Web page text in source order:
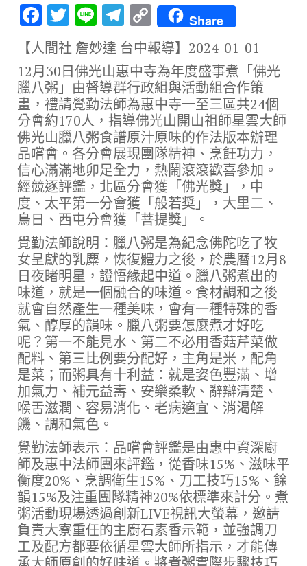
F
ac
e
b
o
o
k
T
w
it
te
r
Li
n
e
T
el
e
gr
a
m
C
o
p
y
Li
n
k
Share
【人間社 詹妙達 台中報導】 2024-01-01
12月30日佛光山惠中寺為年度盛事煮「佛光
臘八粥」由督導群行政組與活動組合作策
畫，禮請覺勤法師為惠中寺一至三區共24個
分會約170人，指導佛光山開山祖師星雲大師
佛光山臘八粥食譜原汁原味的作法版本辦理
品嚐會。各分會展現團隊精神、烹飪功力，
信心滿滿地卯足全力，熱鬧滾滾歡喜參加。
經競逐評鑑，北區分會獲「佛光獎」，中
度、太平第一分會獲「般若奨」，大里二、
烏日、西屯分會獲「菩提獎」。
覺勤法師說明：臘八粥是為紀念佛陀吃了牧
女呈獻的乳麋，恢復體力之後，於農曆12月8
日夜睹明星，證悟緣起中道。臘八粥煮出的
味道，就是一個融合的味道。食材調和之後
就會自然產生一種美味，會有一種特殊的香
氣、醇厚的韻味。臘八粥要怎麼煮才好吃
呢？第一不能見水、第二不必用香菇芹菜做
配料、第三比例要分配好，主角是米，配角
是菜；而粥具有十利益：就是姿色豐滿、增
加氣力、補元益壽、安樂柔軟、辭辯清楚、
喉舌滋潤、容易消化、老病適宜、消渴解
饑、調和氣色。
覺勤法師表示：品嚐會評鑑是由惠中資深廚
師及惠中法師團來評鑑，從香味15%、滋味平
衡度20%、烹調衛生15%、刀工技巧15%、餘
韻15%及注重團隊精神20%依標準來計分。煮
粥活動現場透過創新LIVE視訊大螢幕，邀請
負責大寮重任的主廚石素香示範，並強調刀
工及配方都要依循星雲大師所指示，才能傳